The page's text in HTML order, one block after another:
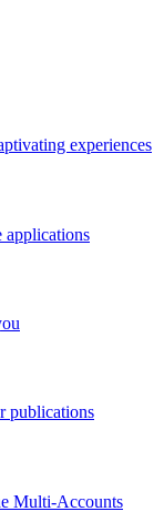
experiences
applications
publications
Multi-Accounts